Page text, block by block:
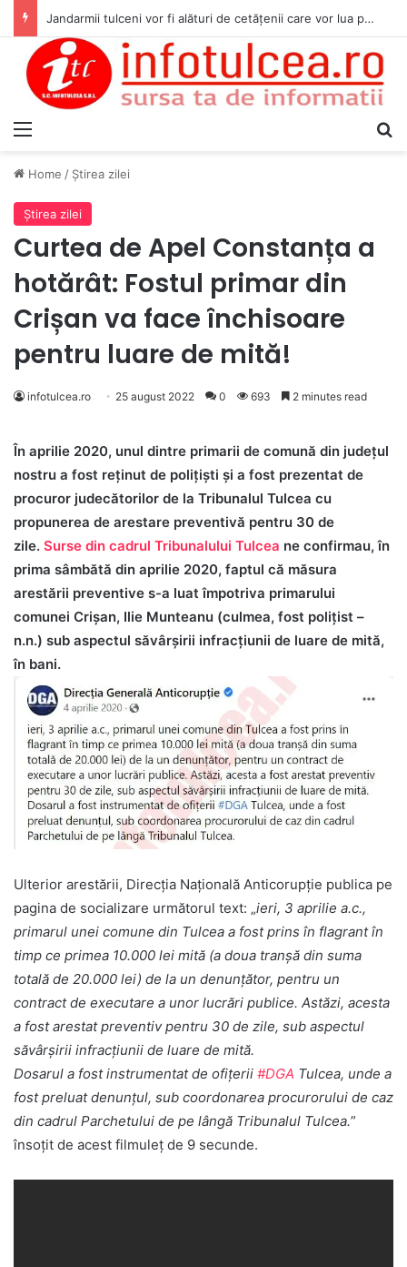
Jandarmii tulceni vor fi alături de cetățenii care vor lua parte la Festivalul Folk Țestos
Home / Ştirea zilei
Ştirea zilei
Curtea de Apel Constanța a
hotărât: Fostul primar din
Crișan va face închisoare
pentru luare de mită!
infotulcea.ro 25 august 2022 0 693 2 minutes read
În aprilie 2020, unul dintre primarii de comună din judeţul
nostru a fost reţinut de polițiști și a fost prezentat de
procuror judecătorilor de la Tribunalul Tulcea cu
propunerea de arestare preventivă pentru 30 de
zile. Surse din cadrul Tribunalului Tulcea ne confirmau, în
prima sâmbătă din aprilie 2020, faptul că măsura
arestării preventive s-a luat împotriva primarului
comunei Crişan, Ilie Munteanu (culmea, fost poliţist –
n.n.) sub aspectul săvârşirii infracţiunii de luare de mită,
în bani.
Ulterior arestării, Direcţia Naţională Anticorupţie publica pe
pagina de socializare următorul text: „ieri, 3 aprilie a.c.,
primarul unei comune din Tulcea a fost prins în flagrant în
timp ce primea 10.000 lei mită (a doua tranșă din suma
totală de 20.000 lei) de la un denunțător, pentru un
contract de executare a unor lucrări publice. Astăzi, acesta
a fost arestat preventiv pentru 30 de zile, sub aspectul
săvârșirii infracțiunii de luare de mită.
Dosarul a fost instrumentat de ofițerii #DGA Tulcea, unde a
fost preluat denunțul, sub coordonarea procurorului de caz
din cadrul Parchetului de pe lângă Tribunalul Tulcea.”
însoţit de acest filmuleţ de 9 secunde.